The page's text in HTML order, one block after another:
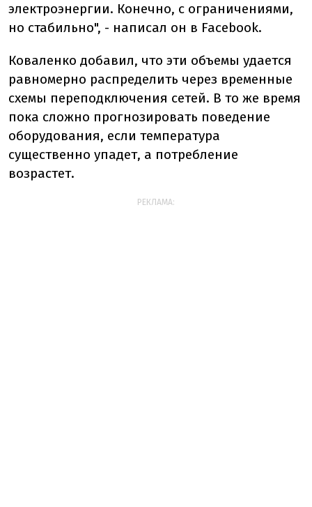
электроэнергии. Конечно, с ограничениями,
но стабильно", - написал он в Facebook.
Коваленко добавил, что эти объемы удается
равномерно распределить через временные
схемы переподключения сетей. В то же время
пока сложно прогнозировать поведение
оборудования, если температура
существенно упадет, а потребление
возрастет.
РЕКЛАМА: